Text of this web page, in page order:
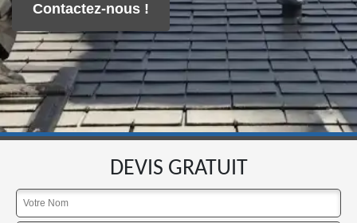
Contactez-nous !
DEVIS GRATUIT